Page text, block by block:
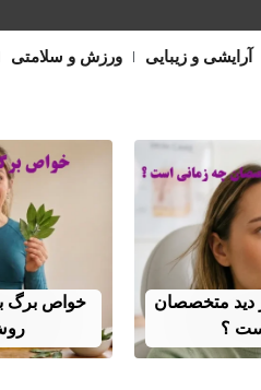
آرایشی و زیبایی ورزش و سلامتی
دید متخصصان
؟
خواص برگ